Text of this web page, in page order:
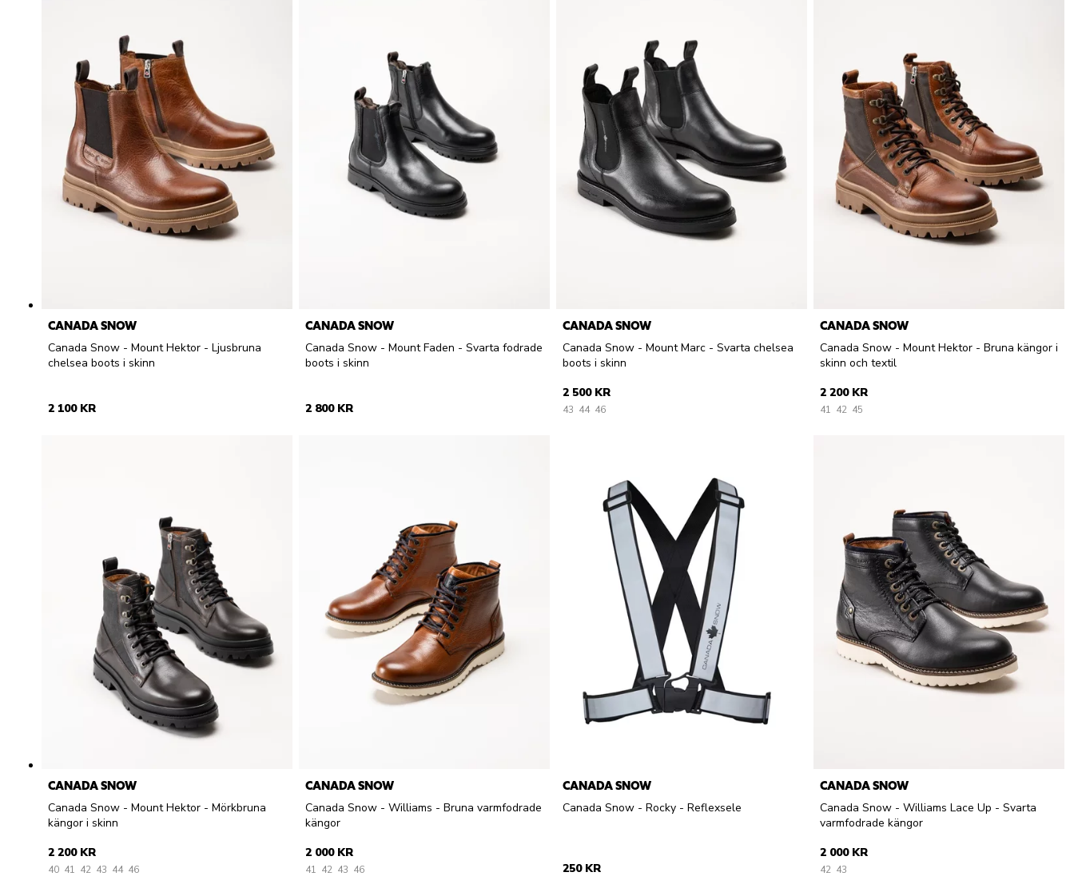
CANADA SNOW
Canada Snow - Mount Hektor - Ljusbruna
chelsea boots i skinn
2 100 KR
CANADA SNOW
Canada Snow - Mount Faden - Svarta fodrade
boots i skinn
2 800 KR
CANADA SNOW
Canada Snow - Mount Marc - Svarta chelsea
boots i skinn
2 500 KR
43 44 46
CANADA SNOW
Canada Snow - Mount Hektor - Bruna kängor i
skinn och textil
2 200 KR
41 42 45
CANADA SNOW
Canada Snow - Mount Hektor - Mörkbruna
kängor i skinn
2 200 KR
40 41 42 43 44 46
CANADA SNOW
Canada Snow - Williams - Bruna varmfodrade
kängor
2 000 KR
41 42 43 46
CANADA SNOW
Canada Snow - Rocky - Reflexsele
250 KR
CANADA SNOW
Canada Snow - Williams Lace Up - Svarta
varmfodrade kängor
2 000 KR
42 43